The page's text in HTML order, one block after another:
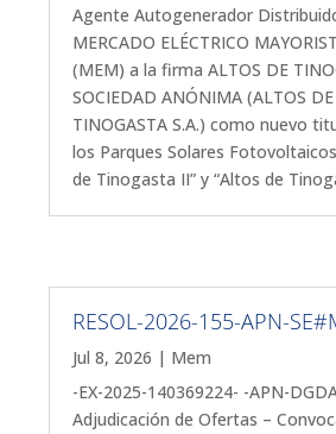
Agente Autogenerador
MERCADO ELÉCTRICO
(MEM) a la firma ALTOS DE
SOCIEDAD ANÓNIMA (ALTOS DE
TINOGASTA S.A.) como nuevo
los Parques Solares
de Tinogasta II” y “Altos de
RESOL-2026-155-APN-
Jul 8, 2026 | Mem
-EX-2025-140369224- -APN-
Adjudicación de Ofertas –